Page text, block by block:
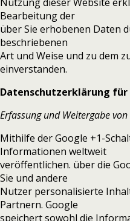
Bearbeitung der
über Sie erhobenen Daten
beschriebenen
Art und Weise und zu dem
einverstanden.
Datenschutzerklärung für
Erfassung und Weitergabe
Mithilfe der Google +1-
Informationen weltweit
veröffentlichen. über die
Sie und andere
Nutzer personalisierte
Partnern. Google
speichert sowohl die